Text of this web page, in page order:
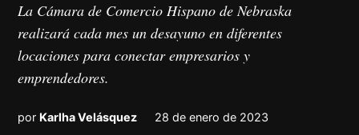
La Cámara de Comercio Hispano de Nebraska
realizará cada mes un desayuno en diferentes
locaciones para conectar empresarios y
emprendedores.
por Karlha Velásquez 28 de enero de 2023